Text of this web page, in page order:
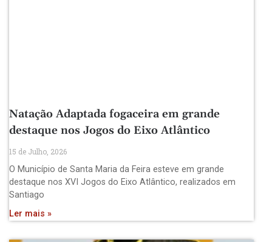
Natação Adaptada fogaceira em grande
destaque nos Jogos do Eixo Atlântico
15 de Julho, 2026
O Município de Santa Maria da Feira esteve em grande
destaque nos XVI Jogos do Eixo Atlântico, realizados em
Santiago
Ler mais »